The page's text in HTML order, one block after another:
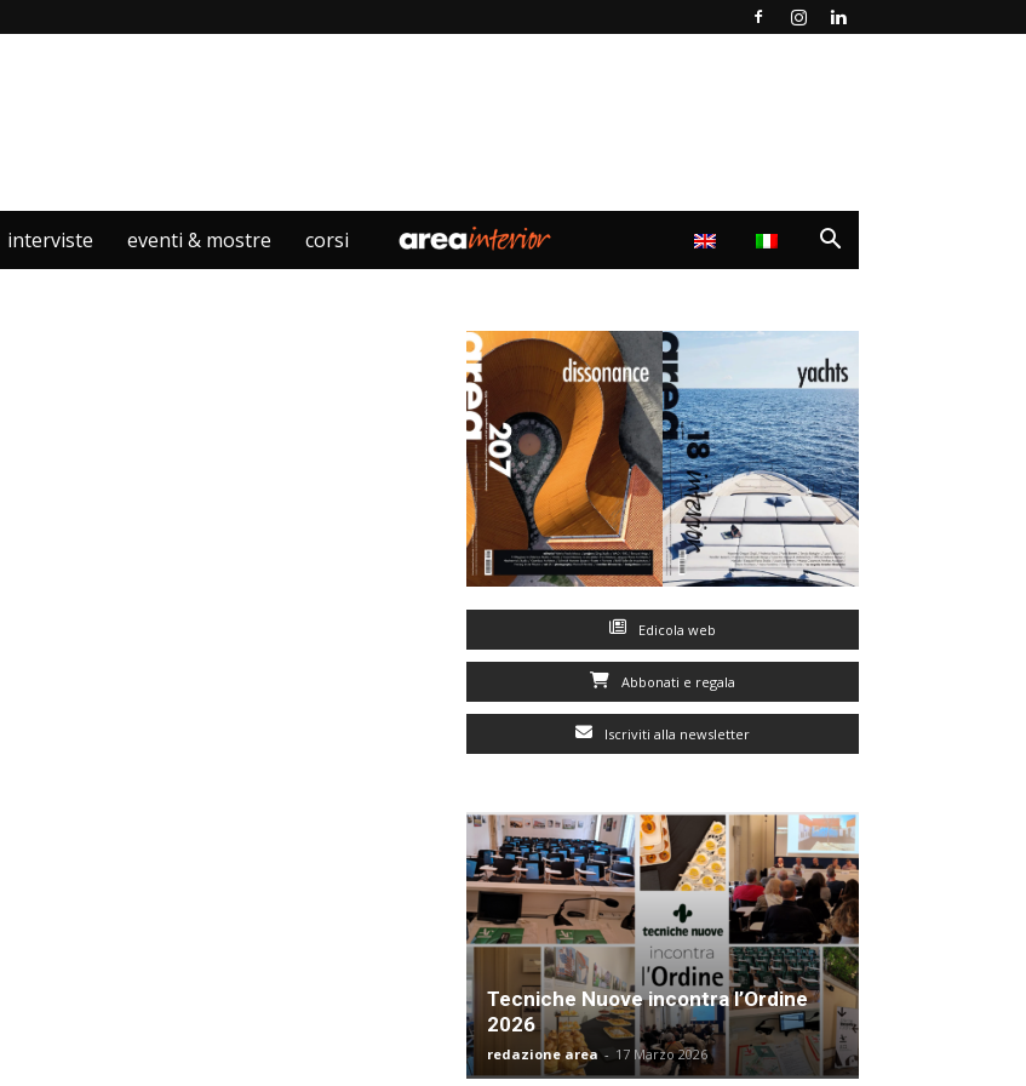
interviste eventi & mostre corsi
Edicola web
Abbonati e regala
Iscriviti alla newsletter
Tecniche Nuove incontra l’Ordine
2026
redazione area - 17 Marzo 2026